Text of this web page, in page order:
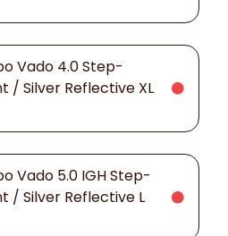
Vado 4.0 Step-
/ Silver Reflective XL
Vado 5.0 IGH Step-
/ Silver Reflective L